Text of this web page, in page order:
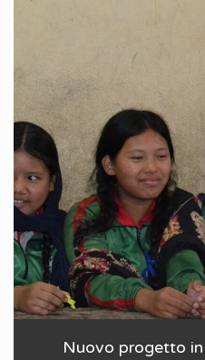
Nuovo progetto